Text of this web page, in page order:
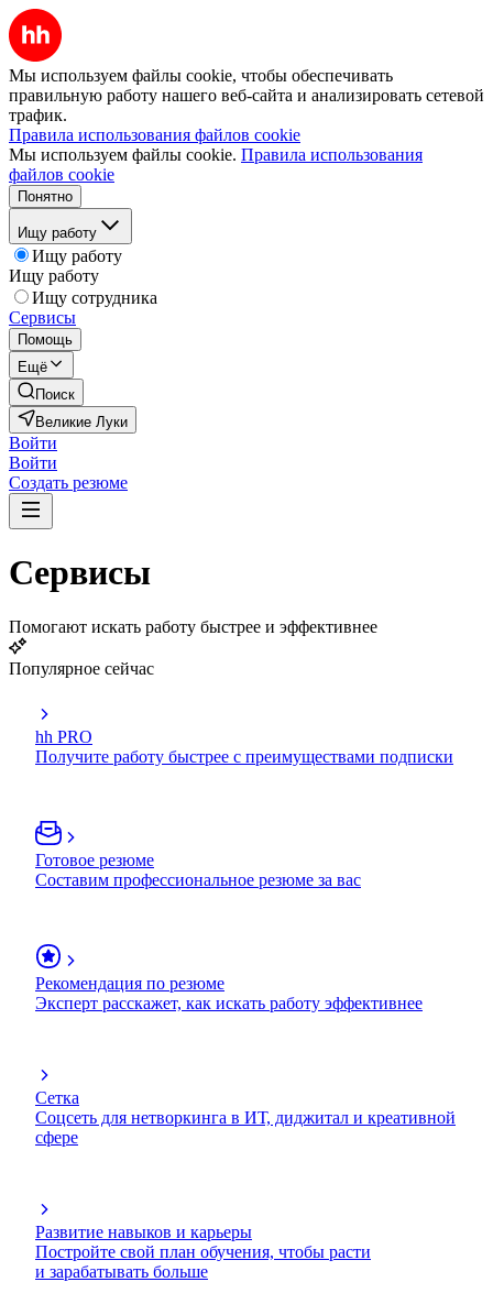
Мы используем файлы cookie, чтобы обеспечивать
правильную работу нашего веб-сайта и анализировать сетевой
трафик.
Правила использования файлов cookie
Мы используем файлы cookie. Правила использования
файлов cookie
Понятно
Ищу работу
Ищу работу
Ищу работу
Ищу сотрудника
Сервисы
Помощь
Ещё
Поиск
Великие Луки
Войти
Войти
Создать резюме
Сервисы
Помогают искать работу быстрее и эффективнее
Популярное сейчас
hh PRO
Получите работу быстрее с преимуществами подписки
Готовое резюме
Составим профессиональное резюме за вас
Рекомендация по резюме
Эксперт расскажет, как искать работу эффективнее
Сетка
Соцсеть для нетворкинга в ИТ, диджитал и креативной
сфере
Развитие навыков и карьеры
Постройте свой план обучения, чтобы расти
и зарабатывать больше